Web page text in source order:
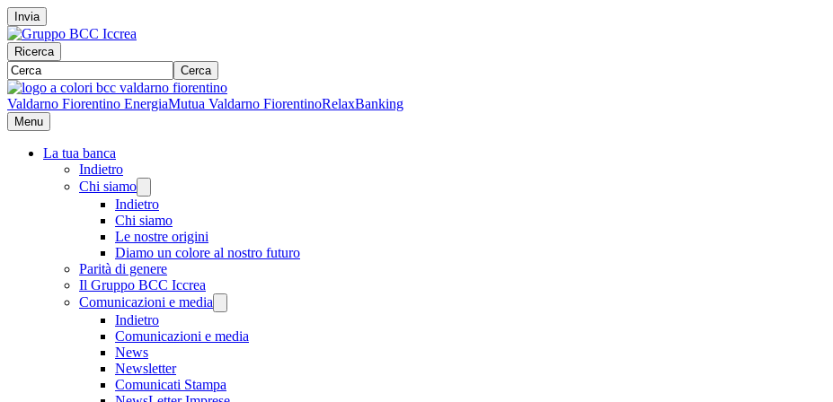
Invia
Ricerca
Cerca
Valdarno Fiorentino EnergiaMutua Valdarno FiorentinoRelaxBanking
Menu
La tua banca
Indietro
Chi siamo
Indietro
Chi siamo
Le nostre origini
Diamo un colore al nostro futuro
Parità di genere
Il Gruppo BCC Iccrea
Comunicazioni e media
Indietro
Comunicazioni e media
News
Newsletter
Comunicati Stampa